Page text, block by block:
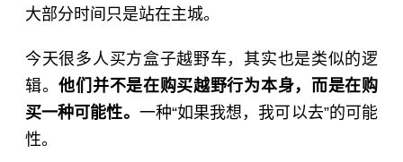
大部分时间只是站在主城。
今天很多人买方盒子越野车，其实也是类似的逻
辑。他们并不是在购买越野行为本身，而是在购
买一种可能性。 一种“如果我想，我可以去”的可能
性。